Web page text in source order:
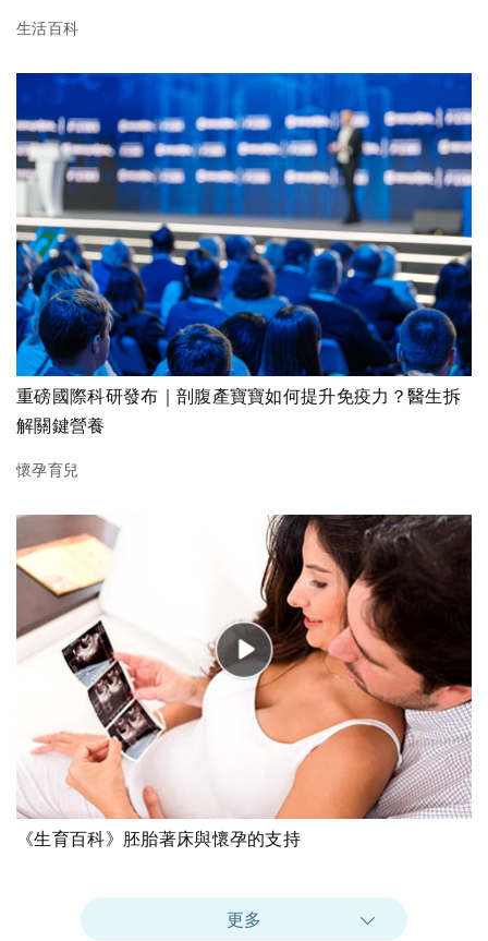
生活百科
重磅國際科研發布｜剖腹產寶寶如何提升免疫力？醫生拆
解關鍵營養
懷孕育兒
《生育百科》胚胎著床與懷孕的支持
更多